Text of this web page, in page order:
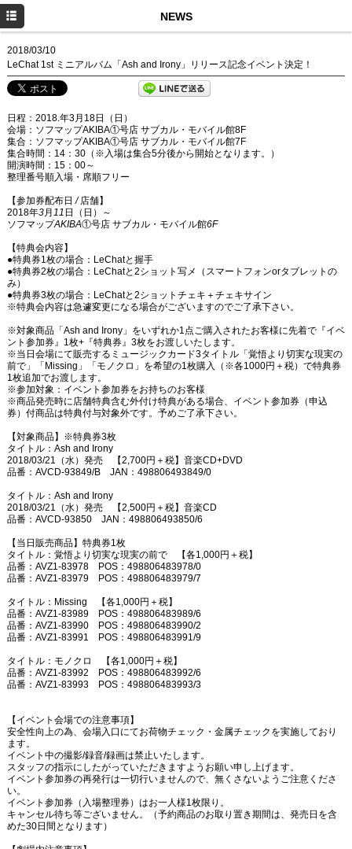
NEWS
2018/03/10
LeChat 1st ミニアルバム「Ash and Irony」リリース記念イベント決定！
日程： 2018.年3月 18日（日）
会場：ソフマップAKIBA①号店 サブカル・モバイル館8F
集合：ソフマップAKIBA①号店 サブカル・モバイル館7F
集合時間： 14： 30（ ※ 入場は集合5分後から開始となります。）
開演時間： 15： 00～
整理番号順入場・席順フリー
【参加券配布日 /店舗】
2018年3月 11 日（日）～
ソフマップAKIBA①号店 サブカル・モバイル館6F
【特典会内容】
●特典券1枚の場合： LeChatと握手
●特典券2枚の場合： LeChatと2ショット写メ（スマートフォンorタブレットの
み）
●特典券3枚の場合： LeChatと2ショットチェキ＋チェキサイン
※特典会内容は急遽変更になる場合がございますのでご了承下さい。
※対象商品「 Ash and Irony」をいずれか1点ご購入されたお客様に先着で『イベ
ント参加券』 1枚+『特典券』 3枚をお渡しいたします。
※当日会場にて販売するミュージックカード3タイトル「覚悟より切実な現実の
前で」「 Missing 」「モノクロ」を希望の1枚購入（ ※各1000円＋税）で特典券
1枚追加でお渡します。
※参加対象：イベント参加券をお持ちのお客様
※商品発売時に店舗特典含む外付け特典がある場合、イベント参加券（申込
券）付商品は特典付与対象外です。予めご了承下さい。
【対象商品】 ※特典券3枚
タイトル： Ash and Irony
2018/03/21 （水）発売 【2,700円＋税】音楽CD+DVD
品番： AVCD-93849/B JAN ： 498806493849/0
タイトル： Ash and Irony
2018/03/21 （水）発売 【2,500円＋税】音楽CD
品番： AVCD-93850 JAN ： 498806493850/6
【当日販売商品】特典券1枚
タイトル：覚悟より切実な現実の前で 【各1,000円＋税】
品番： AVZ1-83978 POS： 498806483978/0
品番： AVZ1-83979 POS： 498806483979/7
タイトル： Missing 【各1,000円＋税】
品番： AVZ1-83989 POS： 498806483989/6
品番： AVZ1-83990 POS： 498806483990/2
品番： AVZ1-83991 POS： 498806483991/9
タイトル：モノクロ 【各1,000円＋税】
品番： AVZ1-83992 POS： 498806483992/6
品番： AVZ1-83993 POS： 498806483993/3
【イベント会場での注意事項】
安全性向上の為、会場入口にてお荷物チェック・金属チェックを実施しており
ます。
イベント中の撮影/録音/録画は禁止いたします。
スタッフの指示にしたがっていただきますようお願い申し上げます。
イベント参加券の再発行は一切行いませんので、無くさないようご注意くださ
い。
イベント参加券（入場整理券）はお一人様1枚限り。
キャンセル待ち等ございません。（予約商品のお取り置き期間は、発売日を含
めた30日間となります）
NEWS
SCHEDULE
PROFILE
DISCOGRAPHY
Twitter
Facebook
LINE